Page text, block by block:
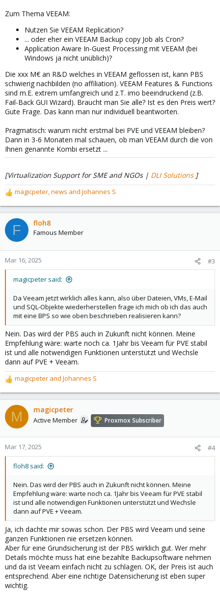
Zum Thema VEEAM:
Nutzen Sie VEEAM Replication?
... oder eher ein VEEAM Backup copy Job als Cron?
Application Aware In-Guest Processing mit VEEAM (bei
Windows ja nicht unüblich)?
Die xxx M€ an R&D welches in VEEAM geflossen ist, kann PBS
schwierig nachbilden (no affiliation). VEEAM Features & Functions
sind m.E. extrem umfangreich und z.T. imo beeindruckend (z.B.
Fail-Back GUI Wizard). Braucht man Sie alle? Ist es den Preis wert?
Gute Frage. Das kann man nur individuell beantworten.
Pragmatisch: warum nicht erstmal bei PVE und VEEAM bleiben?
Dann in 3-6 Monaten mal schauen, ob man VEEAM durch die von
Ihnen genannte Kombi ersetzt ...
[Virtualization Support for SME and NGOs | DLI Solutions]
R
e
a
c
t
o
n
magicpeter,news and Johannes S
F floh8
Famous Member
Mar 16, 2025 #3
magicpeter said:
Da Veeam jetzt wirklich alles kann, also über Dateien, VMs, E-Mail
und SQL-Objekte wiederherstellen frage ich mich ob ich das auch
mit eine BPS so wie oben beschrieben realisieren kann?
Nein. Das wird der PBS auch in Zukunft nicht können. Meine
Empfehlung wäre: warte noch ca. 1Jahr bis Veeam für PVE stabil
ist und alle notwendigen Funktionen unterstützt und Wechsle
dann auf PVE + Veeam.
R
e
a
c
t
o
n
magicpeter and Johannes S
M magicpeter
Active Member Proxmox Subscriber
Mar 17, 2025 #4
floh8 said:
Nein. Das wird der PBS auch in Zukunft nicht können. Meine
Empfehlung wäre: warte noch ca. 1Jahr bis Veeam für PVE stabil
ist und alle notwendigen Funktionen unterstützt und Wechsle
dann auf PVE + Veeam.
Ja, ich dachte mir sowas schon. Der PBS wird Veeam und seine
ganzen Funktionen nie ersetzen können.
Aber für eine Grundsicherung ist der PBS wirklich gut. Wer mehr
Details möchte muss hat eine bezahlte Backupsoftware nehmen
und da ist Veeam einfach nicht zu schlagen. OK, der Preis ist auch
entsprechend. Aber eine richtige Datensicherung ist eben super
wichtig.